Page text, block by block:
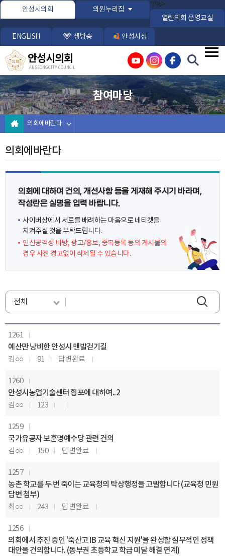
본문바로가기
안성시의회 의원누리집
*/%>
열린의회 운영교실
ENGLISH 생방송 안성시청
안성시의회
ANSEONG CITY COUNCIL
참여마당
의회에바란다
의회에바란다
의회에 대하여 건의, 개선사항 등을 게재해 주시기 바라며,
작성란은 실명을 입력 바랍니다.
사이버상에서 서로를 배려하는 마음으로 네티켓을
지켜주실 것을 부탁드립니다.
인신공격성 비방, 광고/홍보, 중복등록 등의 게시물의
경우 사전 경고없이 삭제될 수 있습니다.
1261
예산만 낭비한 안성시 맨발걷기길
김○○ 91 답변완료
1260
안성시농업기술센터 횡포에 대하여..2
김○○ 123
1259
국가유공자 보훈명예수당 관련 건의
김○○ 150 답변완료
1257
농촌 학교를 두 번 죽이는 교육청의 탁상행정을 고발합니다 (교육청 민원
답변 첨부)
최○○ 243 답변완료
1256
의회에서 추진 중인 '죽산고 IB 교육 혁신 지원'을 완성할 실무적인 정책
대안을 건의합니다. (동부권 초등학교 학급 미달 해결 연계)